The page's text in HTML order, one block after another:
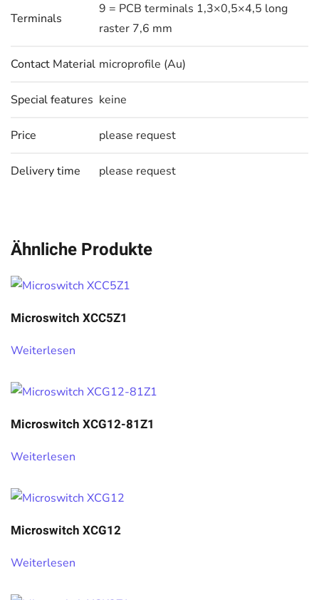
Terminals
9 = PCB terminals 1,3×0,5×4,5 long
raster 7,6 mm
Contact Material microprofile (Au)
Special features keine
Price please request
Delivery time please request
Ähnliche Produkte
Microswitch XCC5Z1
Weiterlesen
Microswitch XCG12-81Z1
Weiterlesen
Microswitch XCG12
Weiterlesen